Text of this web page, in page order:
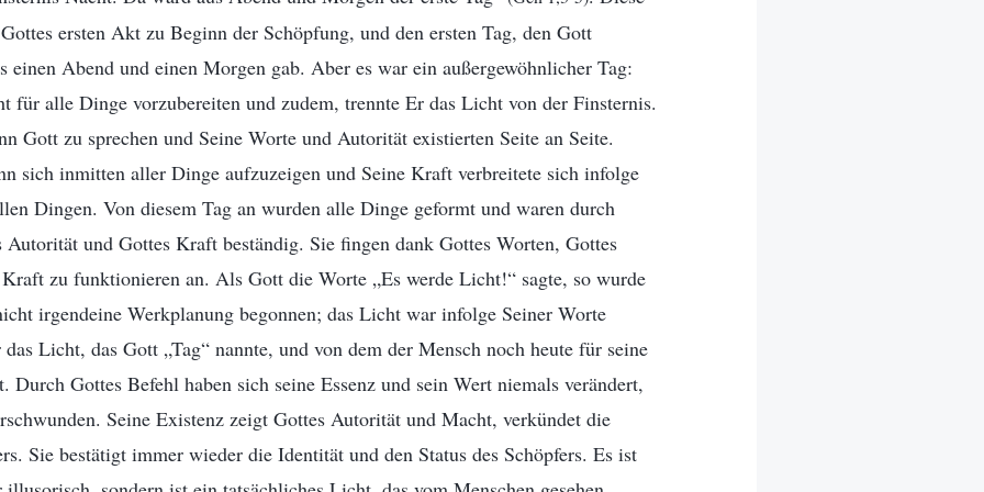
ersten Akt zu Beginn der Schöpfung, und den ersten Tag, den Gott
einen Abend und einen Morgen gab. Aber es war ein außergewöhnlicher Tag:
für alle Dinge vorzubereiten und zudem, trennte Er das Licht von der Finsternis.
Gott zu sprechen und Seine Worte und Autorität existierten Seite an Seite.
sich inmitten aller Dinge aufzuzeigen und Seine Kraft verbreitete sich infolge
Dingen. Von diesem Tag an wurden alle Dinge geformt und waren durch
Autorität und Gottes Kraft beständig. Sie fingen dank Gottes Worten, Gottes
zu funktionieren an. Als Gott die Worte „Es werde Licht!“ sagte, so wurde
irgendeine Werkplanung begonnen; das Licht war infolge Seiner Worte
Licht, das Gott „Tag“ nannte, und von dem der Mensch noch heute für seine
Durch Gottes Befehl haben sich seine Essenz und sein Wert niemals verändert,
Seine Existenz zeigt Gottes Autorität und Macht, verkündet die
Sie bestätigt immer wieder die Identität und den Status des Schöpfers. Es ist